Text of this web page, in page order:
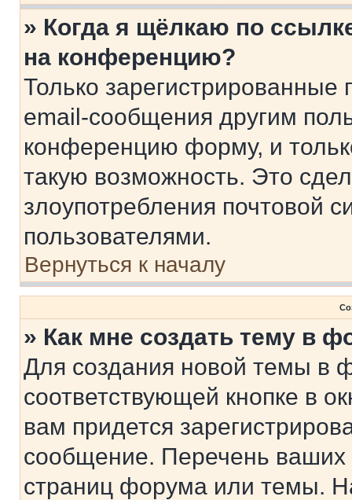
» Когда я щёлкаю по
на конференцию?
Только зарегистрированные
email-сообщения другим
конференцию форму, и
такую возможность. Это
злоупотребления почтовой
пользователями.
Вернуться к началу
» Как мне создать тему в
Для создания новой темы в
соответствующей кнопке в
вам придется
сообщение. Перечень ваших
страниц форума или темы.